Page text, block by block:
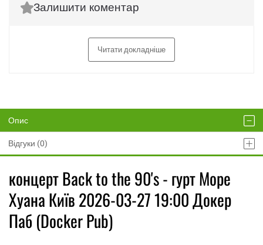
Залишити коментар
Читати докладніше
Опис
Відгуки (0)
концерт Back to the 90's - гурт Море
Хуана Київ 2026-03-27 19:00 Докер
Паб (Docker Pub)